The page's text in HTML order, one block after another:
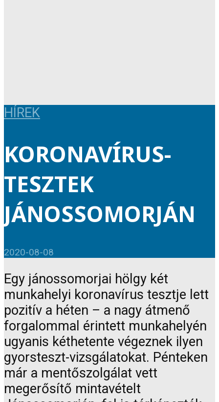
HÍREK
KORONAVÍRUS-
TESZTEK
JÁNOSSOMORJÁN
2020-08-08
Egy jánossomorjai hölgy két
munkahelyi koronavírus tesztje lett
pozitív a héten – a nagy átmenő
forgalommal érintett munkahelyén
ugyanis kéthetente végeznek ilyen
gyorsteszt-vizsgálatokat. Pénteken
már a mentőszolgálat vett
megerősítő mintavételt